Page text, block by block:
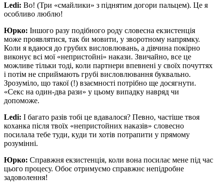
Ledi: Во! (Три «смайлики» з піднятим догори пальцем). Це я
особливо люблю!
Юрко: Іншого разу подібного роду словесна екзистенція
може проявлятися, так би мовити, у зворотному напрямку.
Коли я вдаюся до грубих висловлювань, а дівчина покірно
виконує всі мої «непристойні» накази. Звичайно, все це
можливе тільки тоді, коли партнери впевнені у своїх почуттях
і потім не сприймають грубі висловлювання буквально.
Зрозуміло, що такої (!) взаємності потрібно ще досягнути.
«Секс на один-два рази» у цьому випадку навряд чи
допоможе.
Ledi: І багато разів тобі це вдавалося? Певно, частіше твоя
коханка після твоїх «непристойних наказів» словесно
посилала тебе туди, куди ти хотів потрапити у прямому
розумінні.
Юрко: Справжня екзистенція, коли вона посилає мене під час
цього процесу. Обоє отримуємо справжнє непідробне
задоволення!